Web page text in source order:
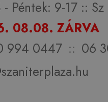
Péntek: 9-17 :: Sz
08.08. ZÁRVA
994 0447 :: 06